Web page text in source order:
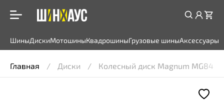
ШиныДискиМотошиныКвадрошиныГрузовые шиныАксессуары
Главная Диски Колесный диск Magnum MG84B